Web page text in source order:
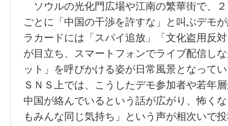
ソウルの光化門広場や江南の繁華街で、
ごとに「中国の干渉を許すな」と叫ぶデモ
ラカードには「スパイ追放」「文化盗用反
が目立ち、スマートフォンでライブ配信し
ット」を呼びかける姿が日常風景となって
ＳＮＳ上では、こうしたデモ参加者や若年
中国が絡んでいるという話が広がり、怖く
もみんな同じ気持ち」という声が相次いで